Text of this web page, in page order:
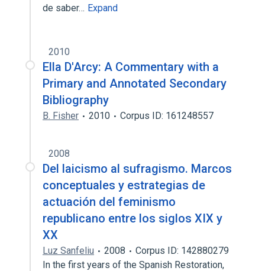
de saber… Expand
2010
Ella D'Arcy: A Commentary with a
Primary and Annotated Secondary
Bibliography
B. Fisher 2010 Corpus ID: 161248557
2008
Del laicismo al sufragismo. Marcos
conceptuales y estrategias de
actuación del feminismo
republicano entre los siglos XIX y
XX
Luz Sanfeliu 2008
Corpus ID: 142880279
In the first years of the Spanish Restoration,